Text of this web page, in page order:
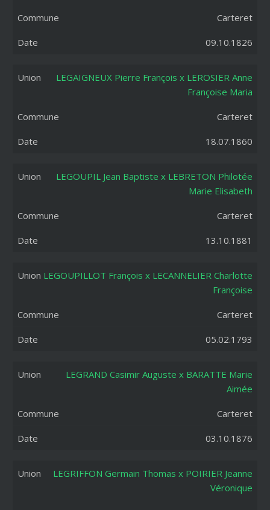
Carteret
09.10.1826
LEGAIGNEUX Pierre François x LEROSIER Anne
Françoise Maria
Carteret
18.07.1860
LEGOUPIL Jean Baptiste x LEBRETON Philotée
Marie Elisabeth
Carteret
13.10.1881
LEGOUPILLOT François x LECANNELIER Charlotte
Françoise
Carteret
05.02.1793
LEGRAND Casimir Auguste x BARATTE Marie
Aimée
Carteret
03.10.1876
LEGRIFFON Germain Thomas x POIRIER Jeanne
Véronique